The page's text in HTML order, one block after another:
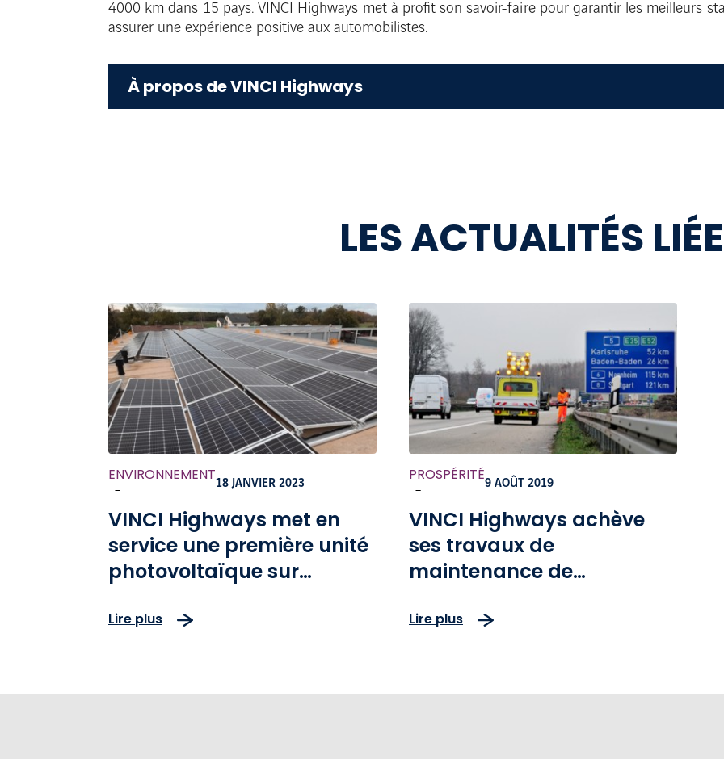
4000 km dans 15 pays. VINCI Highways met à profit son savoir-faire pour garantir les meilleurs
assurer une expérience positive aux automobilistes.
À propos de VINCI Highways
LES ACTUALITÉS
ENVIRONNEMENT
-
18 JANVIER 2023
VINCI Highways met en
service une première unité
photovoltaïque sur
Allemagne
Lire plus
PROSPÉRITÉ
-
9 AOÛT 2019
VINCI Highways achève
ses travaux de
maintenance de
Allemagne
Lire plus